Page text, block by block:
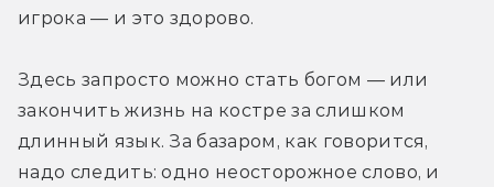
игрока — и это здорово.
Здесь запросто можно стать богом — или
закончить жизнь на костре за слишком
длинный язык. За базаром, как говорится,
надо следить: одно неосторожное слово, и